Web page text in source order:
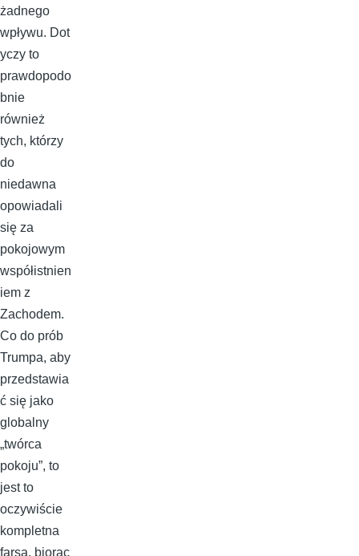
żadnego
wpływu. Dot
yczy to
prawdopodo
bnie
również
tych, którzy
do
niedawna
opowiadali
się za
pokojowym
współistnien
iem z
Zachodem.
Co do prób
Trumpa, aby
przedstawia
ć się jako
globalny
„twórca
pokoju”, to
jest to
oczywiście
kompletna
farsa, biorąc